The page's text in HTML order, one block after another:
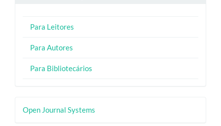
Para Leitores
Para Autores
Para Bibliotecários
Desenvolvido
Open Journal Systems